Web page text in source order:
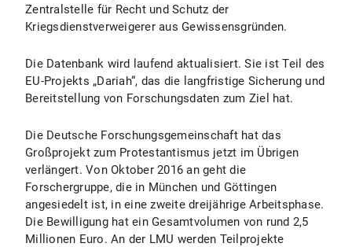
Zentralstelle für Recht und Schutz der
Kriegsdienstverweigerer aus Gewissensgründen.
Die Datenbank wird laufend aktualisiert. Sie ist Teil des
EU-Projekts „Dariah“, das die langfristige Sicherung und
Bereitstellung von Forschungsdaten zum Ziel hat.
Die Deutsche Forschungsgemeinschaft hat das
Großprojekt zum Protestantismus jetzt im Übrigen
verlängert. Von Oktober 2016 an geht die
Forschergruppe, die in München und Göttingen
angesiedelt ist, in eine zweite dreijährige Arbeitsphase.
Die Bewilligung hat ein Gesamtvolumen von rund 2,5
Millionen Euro. An der LMU werden Teilprojekte